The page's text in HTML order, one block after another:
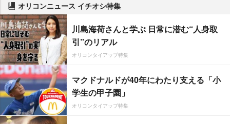
オリコンニュース イチオシ特集
川島海荷さんと学ぶ 日常に潜む“人身取
引”のリアル
オリコンタイアップ特集
マクドナルドが40年にわたり支える「小
学生の甲子園」
オリコンタイアップ特集